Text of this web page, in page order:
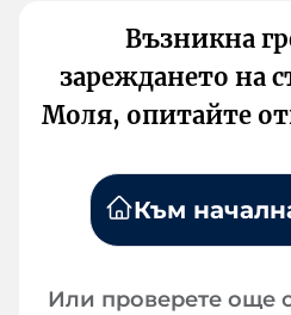
Възникна
зареждането на
Моля, опитайте
Към
Или проверете още